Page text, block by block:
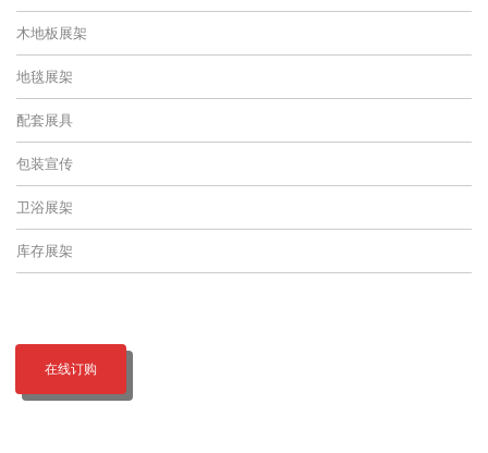
木地板展架
地毯展架
配套展具
包装宣传
卫浴展架
库存展架
在线订购